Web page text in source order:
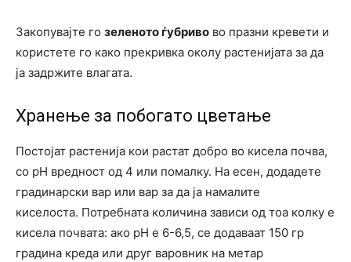
Закопувајте го зеленото ѓубриво во празни кревети и
користете го како прекривка околу растенијата за да
ја задржите влагата.
Хранење за побогато цветање
Постојат растенија кои растат добро во кисела почва,
со pH вредност од 4 или помалку. На есен, додадете
градинарски вар или вар за да ја намалите
киселоста. Потребната количина зависи од тоа колку е
кисела почвата: ако pH е 6-6,5, се додаваат 150 гр
градина креда или друг варовник на метар